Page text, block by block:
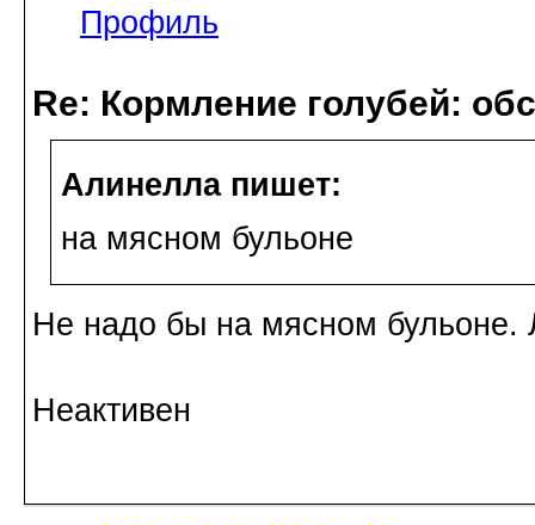
Профиль
Re: Кормление голубей:
Алинелла пишет:
на мясном бульоне
Не надо бы на мясном бульоне.
Неактивен